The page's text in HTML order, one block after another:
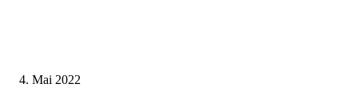
4. Mai 2022